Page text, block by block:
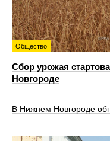
Общество
Сбор урожая
Новгороде
В Нижнем Новгороде